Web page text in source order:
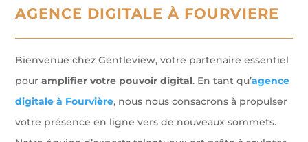
AGENCE DIGITALE À FOURVIERE
Bienvenue chez Gentleview, votre partenaire essentiel
pouramplifier votre pouvoir digital. En tant qu’agence
digitale à Fourvière, nous nous consacrons à propulser
votre présence en ligne vers de nouveaux sommets.